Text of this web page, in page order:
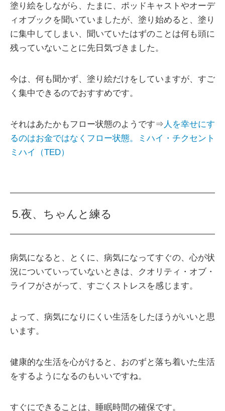
塗り絵をしながら、たまに、ポッドキャストやオーデ
ィオブックを聞いていましたが、塗り始めると、塗り
に集中してしまい、聞いていたはずのことは何も頭に
残っていないことに先日気づきました。
今は、何も聞かず、塗り絵だけをしていますが、すご
く集中できるのでおすすめです。
それはあたかもフロー状態のようです⇒ 人を幸せにす
るのはお金ではなくフロー状態。ミハイ・チクセント
ミハイ（TED）
5.夜、ちゃんと練る
病気になると、とくに、病気になってすぐの、心が状
況についていっていないときは、クオリティ・オブ・
ライフがさがって、すごくストレスを感じます。
よって、病気になりにくい生活をしたほうがいいと思
います。
健康的な生活を心がけると、おのずと落ち着いた生活
をするようになるのもいいですね。
すぐにできることは、睡眠時間の確保です。